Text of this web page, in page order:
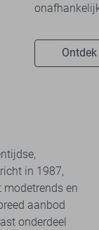
in 1987,
en
aanbod
onderdeel